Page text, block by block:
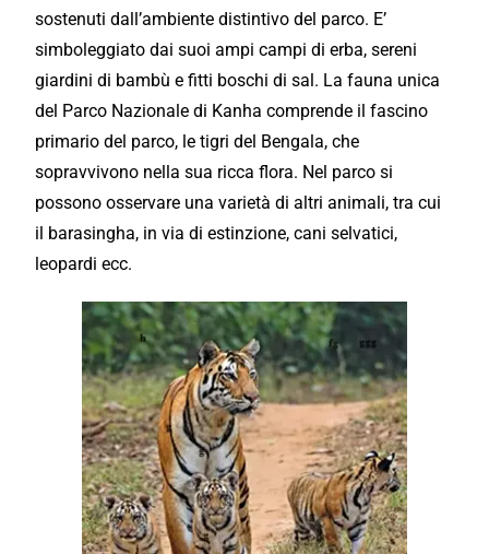
sostenuti dall’ambiente distintivo del parco. E’
simboleggiato dai suoi ampi campi di erba, sereni
giardini di bambù e fitti boschi di sal. La fauna unica
del Parco Nazionale di Kanha comprende il fascino
primario del parco, le tigri del Bengala, che
sopravvivono nella sua ricca flora. Nel parco si
possono osservare una varietà di altri animali, tra cui
il barasingha, in via di estinzione, cani selvatici,
leopardi ecc.